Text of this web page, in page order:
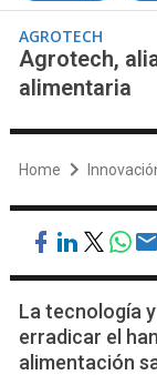
AGROTECH
Agrotech,
alimentaria
Home
La tecnología
erradicar el
alimentación